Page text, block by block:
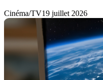
Cinéma/TV19 juillet 2026